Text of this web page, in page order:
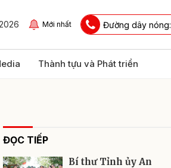
Mới nhất Đường dây nóng:
Thành tựu và Phát triển
ĐỌC TIẾP
Bí thư Tỉnh ủy An